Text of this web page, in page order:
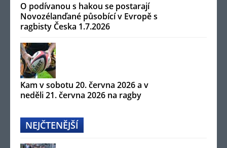
O podívanou s hakou se postarají
Novozélanďané působící v Evropě s
ragbisty Česka 1.7.2026
Kam v sobotu 20. června 2026 a v
neděli 21. června 2026 na ragby
NEJČTENĚJŠÍ